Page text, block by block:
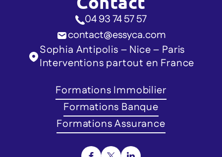
04 93 74 57 57
contact@essyca.com
Sophia Antipolis – Nice – Paris
Interventions partout en France
Formations Immobilier
Formations Banque
Formations Assurance